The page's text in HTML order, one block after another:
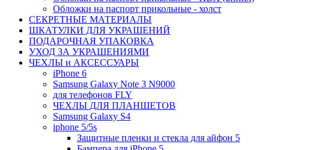
Обложки на паспорт прикольные - холст
СЕКРЕТНЫЕ МАТЕРИАЛЫ
ШКАТУЛКИ ДЛЯ УКРАШЕНИЙ
ПОДАРОЧНАЯ УПАКОВКА
УХОД ЗА УКРАШЕНИЯМИ
ЧEХЛЫ и АКСЕССУАРЫ
iPhone 6
Samsung Galaxy Note 3 N9000
для телефонов FLY
ЧЕХЛЫ ДЛЯ ПЛАНШЕТОВ
Samsung Galaxy S4
iphone 5/5s
Защитные пленки и стекла для айфон 5